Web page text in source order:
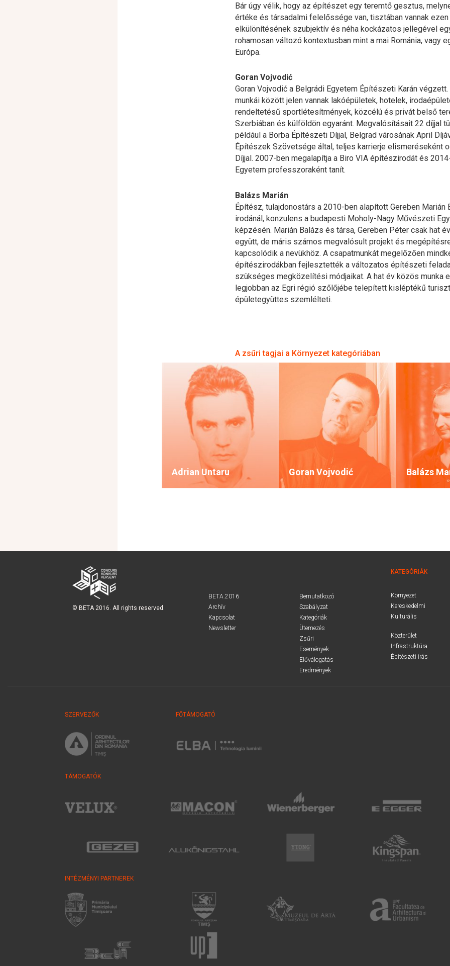
Bár úgy vélik, hogy az építészet egy teremtő gesztus,
értéke és társadalmi felelőssége van, tisztában vannak
elkülönítésének szubjektív és néha kockázatos jellegével
rohamosan változó kontextusban mint a mai Románia, vagy
Európa.
Goran Vojvodić
Goran Vojvodić a Belgrádi Egyetem Építészeti Karán
munkái között jelen vannak lakóépületek, hotelek,
rendeltetésű sportlétesítmények, közcélú és privát belső
Szerbiában és külföldön egyaránt. Megvalósításait 22 díjjal
például a Borba Építészeti Díjjal, Belgrad városának April
Építészek Szövetsége által, teljes karrierje elismeréseként
Díjjal. 2007-ben megalapítja a Biro VIA építészirodát és
Egyetem professzoraként tanít.
Balázs Marián
Építész, tulajdonostárs a 2010-ben alapított Gereben Marián
irodánál, konzulens a budapesti Moholy-Nagy Művészeti
képzésén. Marián Balázs és társa, Gereben Péter csak hat
együtt, de máris számos megvalósult projekt és
kapcsolódik a nevükhöz. A csapatmunkát megelőzően
építészirodákban fejlesztették a változatos építészeti
szükséges megközelítési módjaikat. A hat év közös munka
legjobban az Egri régió szőlőjébe telepített kisléptékű
épületegyüttes szemlélteti.
A zsűri tagjai a Környezet kategóriában
Adrian Untaru Goran Vojvodić Balázs
© BETA 2016. All rights reserved.
BETA.2016
Archív
Kapcsolat
Newsletter
Bemutatkozó
Szabályzat
Kategóriák
Ütemezés
Zsűri
Események
Előválogatás
Eredmények
KATEGÓRIÁK
Környezet
Kereskedelmi
Kulturális
Közterület
Infrastruktúra
Építészeti írás
SZERVEZŐK FŐTÁMOGATÓ
TÁMOGATÓK
INTÉZMÉNYI PARTNEREK